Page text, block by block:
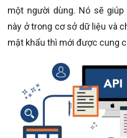
một người dùng. Nó sẽ
này ở trong cơ sở dữ liệu và
mật khẩu thì mới được cung